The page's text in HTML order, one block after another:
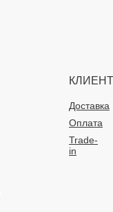
Доставка
Оплата
Trade-
in